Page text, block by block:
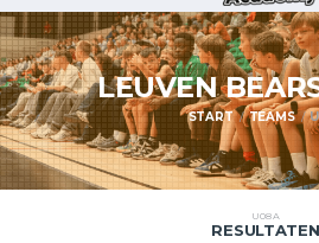
LEUVEN
START TEAMS
U08 A
RESULTATEN